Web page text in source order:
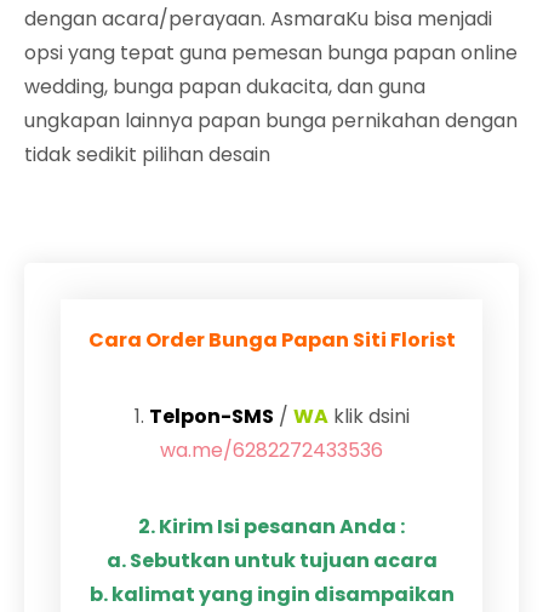
dengan acara/perayaan. AsmaraKu bisa menjadi
opsi yang tepat guna pemesan bunga papan online
wedding, bunga papan dukacita, dan guna
ungkapan lainnya papan bunga pernikahan dengan
tidak sedikit pilihan desain
Cara Order Bunga Papan Siti Florist
1. Telpon-SMS / WAklik dsini
wa.me/6282272433536
2. Kirim Isi pesanan Anda :
a. Sebutkan untuk tujuan acara
b. kalimat yang ingin disampaikan